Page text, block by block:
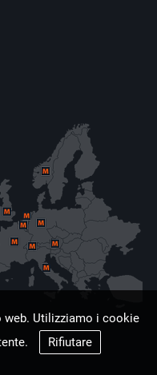
Utilizziamo i cookie
Rifiutare